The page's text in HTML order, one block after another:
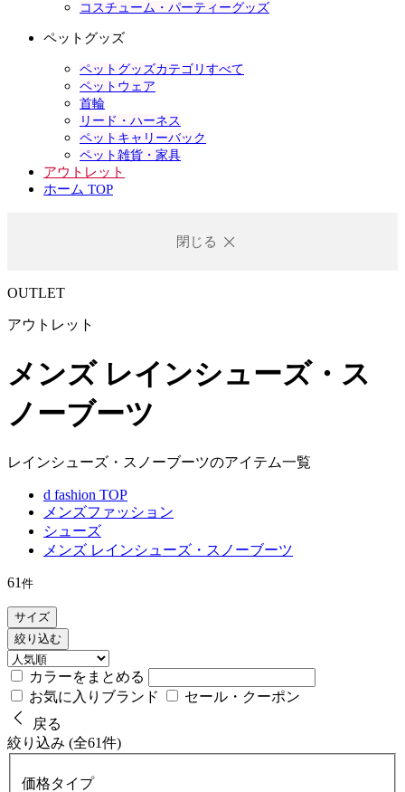
コスチューム・パーティーグッズ
ペットグッズ
ペットグッズカテゴリすべて
ペットウェア
首輪
リード・ハーネス
ペットキャリーバック
ペット雑貨・家具
アウトレット
ホーム TOP
閉じる
OUTLET
アウトレット
メンズ レインシューズ・ス
ノーブーツ
レインシューズ・スノーブーツのアイテム一覧
d fashion TOP
メンズファッション
シューズ
メンズ レインシューズ・スノーブーツ
61 件
サイズ
絞り込む
カラーをまとめる
お気に入りブランド
セール・クーポン
戻る
絞り込み (全61件)
価格タイプ